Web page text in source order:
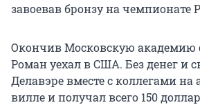
завоевав бронзу на чемпионате
Окончив Московскую академию
Роман уехал в США. Без денег и
Делавэре вместе с коллегами на
вилле и получал всего 150